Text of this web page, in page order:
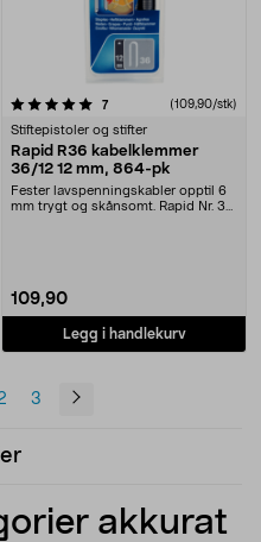
7anmeldelser(109,90/stk)
Stiftepistoler og stifter
Rapid R36 kabelklemmer
36/12 12 mm, 864-pk
Fester lavspenningskabler opptil 6
mm trygt og skånsomt. Rapid Nr. 36
109,90
Legg i handlekurv
3
akkurat